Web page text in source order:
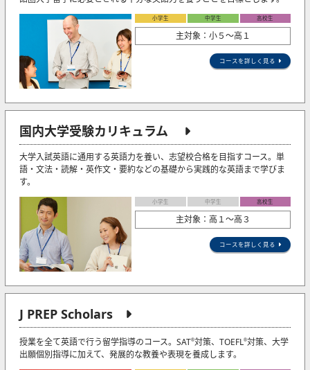
小学生 中学生 高校生
主対象：小５〜高１
コースを詳しく見る
国内大学受験カリキュラム
大学入試英語に通用する英語力を養い、志望校合格を目指すコース。単
語・文法・読解・英作文・要約などの基礎から実践的な英語まで学びま
す。
小学生 中学生 高校生
主対象：高１～高３
コースを詳しく見る
J PREP Scholars
授業を全て英語で行う留学指導のコース。SAT®対策、TOEFL®対策、大学
出願個別指導に加えて、発展的な教養や表現を養成します。